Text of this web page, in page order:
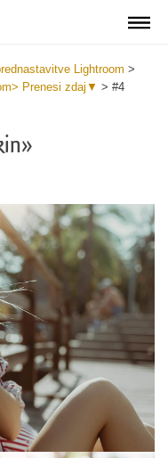
Lightroom >
Prenesi zdaj▼ > #4